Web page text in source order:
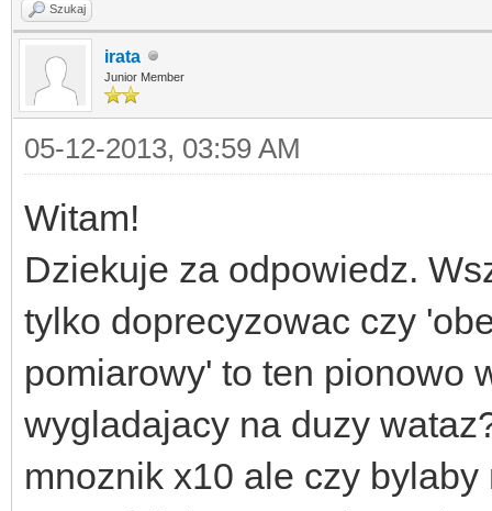
Szukaj
irata
Junior Member
05-12-2013, 03:59 AM
Witam!
Dziekuje za odpowiedz.
tylko doprecyzowac czy
pomiarowy' to ten pionowo
wygladajacy na duzy
mnoznik x10 ale czy